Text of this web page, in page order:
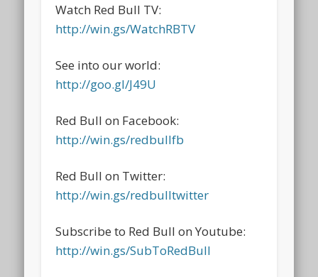
Watch Red Bull TV:
http://win.gs/WatchRBTV
See into our world:
http://goo.gl/J49U
Red Bull on Facebook:
http://win.gs/redbullfb
Red Bull on Twitter:
http://win.gs/redbulltwitter
Subscribe to Red Bull on Youtube:
http://win.gs/SubToRedBull